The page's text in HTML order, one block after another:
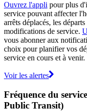
Ouvrez l'appli pour plus
service pouvant affecter
arrêts déplacés, les
modifications de service.
vous abonner aux
choix pour planifier vos
service en cours et à venir.
Voir les alertes
Fréquence du
Public Transit)